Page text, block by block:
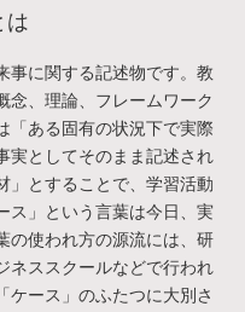
は
事に関する記述物です。教
念、理論、フレームワーク
「ある固有の状況下で実際
実としてそのまま記述され
」とすることで、学習活動
ス」という言葉は今日、実
の使われ方の源流には、研
ネススクールなどで行われ
ケース」のふたつに大別さ